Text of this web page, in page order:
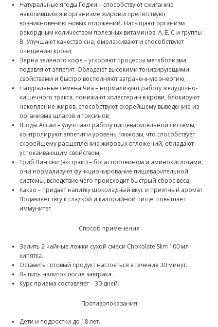
Натуральные ягоды Годжи – способствуют сжиганию
накопившихся в организме жиров и препятствуют
возникновению новых отложений. Насыщают организм
рекордным количеством полезных витаминов: A, E, C и группы
B. Улучшают качество сна, омолаживают и способствуют
очищению крови;
Зерна зеленого кофе – ускоряют процессы метаболизма,
подавляют аппетит. Обладают высокими тонизирующими
свойствами и быстро восполняют затраченную энергию;
Натуральные семена Чиа – нормализуют работу желудочно-
кишечного тракта, понижают холестерин в крови, блокируют
накопление жиров, способствуют скорейшему выведению из
организма шлаков и токсинов;
Ягоды Ассаи – улучшают работу пищеварительной системы,
контролируют аппетит и уровень глюкозы, что способствует
скорейшему расщеплению жировых отложений, обладают
успокаивающим свойством;
Гриб Линчжи (экстракт) – богат протеином и аминокислотами,
они нормализуют функционирование пищеварительной
системы, вследствие чего происходит быстрый сброс веса;
Какао – придает напитку шоколадный вкус и приятный аромат.
Подавляет тягу к сладкой и калорийной пище, повышает
иммунитет.
Способ применения
Залить 2 чайные ложки сухой смеси Chokolate Slim 100 мл
кипятка.
Оставить готовый продукт настояться в течение 30 минут.
Выпить напиток после завтрака.
Курс приема составляет – 30 дней.
Противопоказания
Дети и подростки до 18 лет.